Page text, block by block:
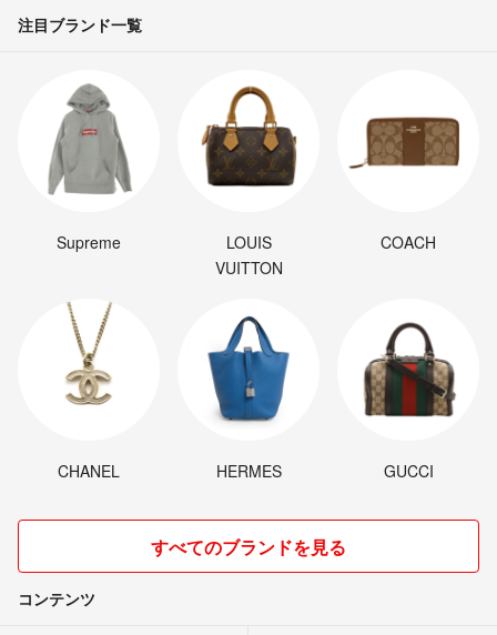
注目ブランド一覧
Supreme
LOUIS
VUITTON
COACH
CHANEL HERMES GUCCI
すべてのブランドを見る
コンテンツ